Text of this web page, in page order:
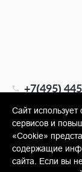
+7(495)
© Copyright
Сайт
сервисов и
«Cookie»
содержащие
сайта. Если вы